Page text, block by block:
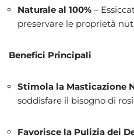
Naturale al 100% –
preservare le proprietà
Benefici Principali
Stimola la Masticazione
soddisfare il bisogno di
Favorisce la Pulizia dei